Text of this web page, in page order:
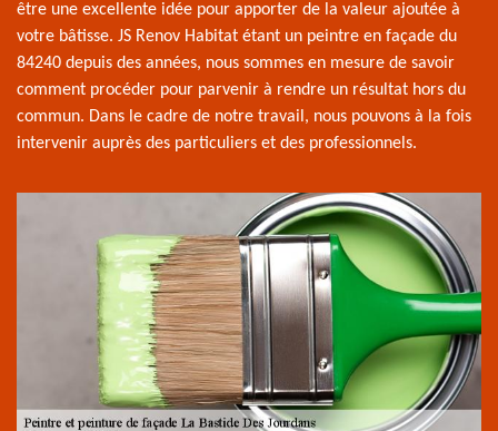
être une excellente idée pour apporter de la valeur ajoutée à
votre bâtisse. JS Renov Habitat étant un peintre en façade du
84240 depuis des années, nous sommes en mesure de savoir
comment procéder pour parvenir à rendre un résultat hors du
commun. Dans le cadre de notre travail, nous pouvons à la fois
intervenir auprès des particuliers et des professionnels.